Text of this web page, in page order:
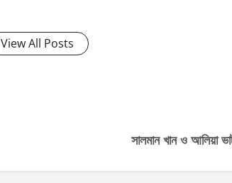
View All Posts
সালমান খান ও আলিয়া